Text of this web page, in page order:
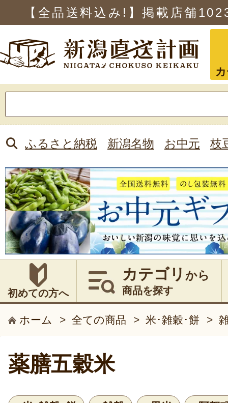
【全品送料込み!】掲載店舗
索:
ふるさと納税 新潟名物 お中元 枝
初めての方へ
カテゴリ から
商品を探す
ホーム > 全ての商品 > 米･雑穀･餅 >
薬膳五穀米